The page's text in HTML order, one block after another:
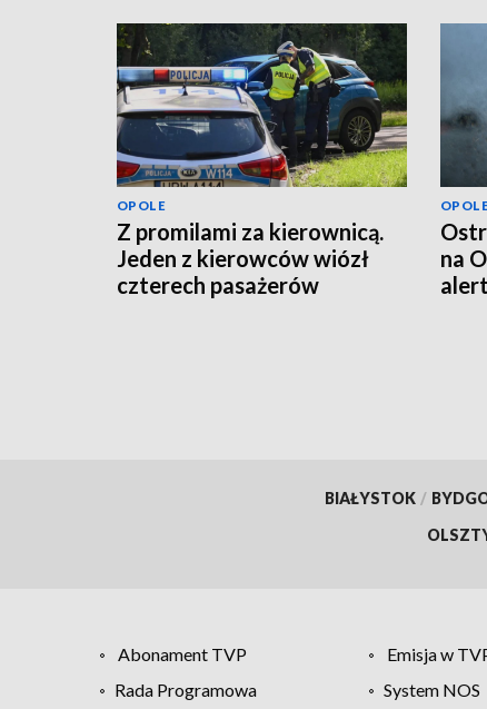
OPOLE
Z promilami za kierownicą.
Jeden z kierowców wiózł
czterech pasażerów
na
BIAŁYSTOK /
Abonament TVP Emisja w
Rada Programowa
System NOS